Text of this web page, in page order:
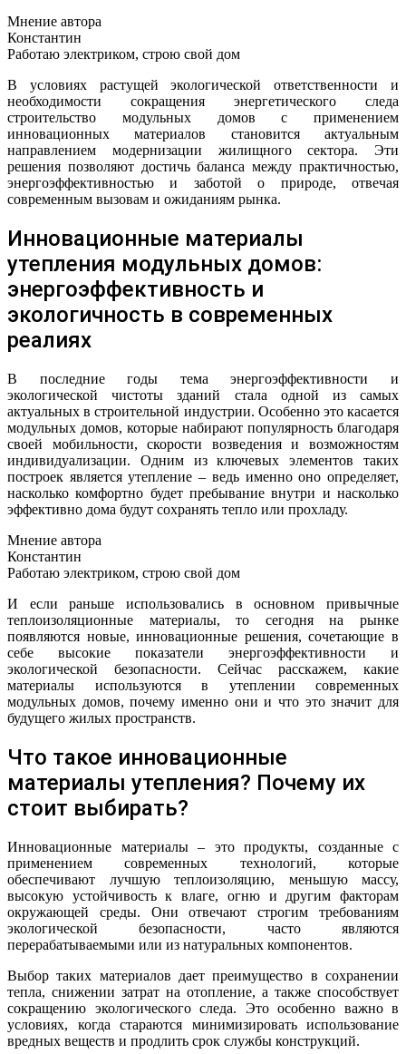
Мнение автора
Константин
Работаю электриком, строю свой дом
В условиях растущей экологической ответственности и
необходимости сокращения энергетического следа
строительство модульных домов с применением
инновационных материалов становится актуальным
направлением модернизации жилищного сектора. Эти
решения позволяют достичь баланса между практичностью,
энергоэффективностью и заботой о природе, отвечая
современным вызовам и ожиданиям рынка.
Инновационные материалы
утепления модульных домов:
энергоэффективность и
экологичность в современных
реалиях
В последние годы тема энергоэффективности и
экологической чистоты зданий стала одной из самых
актуальных в строительной индустрии. Особенно это касается
модульных домов, которые набирают популярность благодаря
своей мобильности, скорости возведения и возможностям
индивидуализации. Одним из ключевых элементов таких
построек является утепление – ведь именно оно определяет,
насколько комфортно будет пребывание внутри и насколько
эффективно дома будут сохранять тепло или прохладу.
Мнение автора
Константин
Работаю электриком, строю свой дом
И если раньше использовались в основном привычные
теплоизоляционные материалы, то сегодня на рынке
появляются новые, инновационные решения, сочетающие в
себе высокие показатели энергоэффективности и
экологической безопасности. Сейчас расскажем, какие
материалы используются в утеплении современных
модульных домов, почему именно они и что это значит для
будущего жилых пространств.
Что такое инновационные
материалы утепления? Почему их
стоит выбирать?
Инновационные материалы – это продукты, созданные с
применением современных технологий, которые
обеспечивают лучшую теплоизоляцию, меньшую массу,
высокую устойчивость к влаге, огню и другим факторам
окружающей среды. Они отвечают строгим требованиям
экологической безопасности, часто являются
перерабатываемыми или из натуральных компонентов.
Выбор таких материалов дает преимущество в сохранении
тепла, снижении затрат на отопление, а также способствует
сокращению экологического следа. Это особенно важно в
условиях, когда стараются минимизировать использование
вредных веществ и продлить срок службы конструкций.